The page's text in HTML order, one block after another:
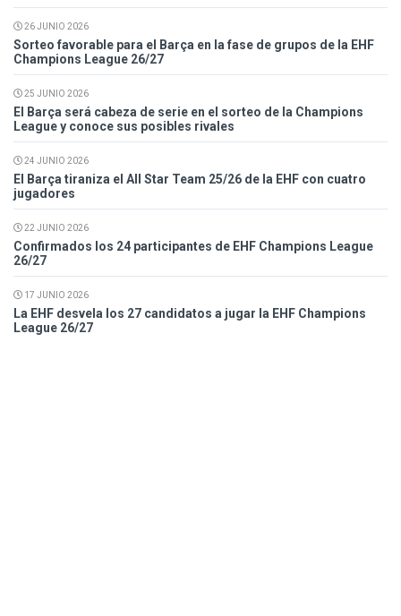
26 JUNIO 2026
Sorteo favorable para el Barça en la fase de grupos de la EHF
Champions League 26/27
25 JUNIO 2026
El Barça será cabeza de serie en el sorteo de la Champions
League y conoce sus posibles rivales
24 JUNIO 2026
El Barça tiraniza el All Star Team 25/26 de la EHF con cuatro
jugadores
22 JUNIO 2026
Confirmados los 24 participantes de EHF Champions League
26/27
17 JUNIO 2026
La EHF desvela los 27 candidatos a jugar la EHF Champions
League 26/27